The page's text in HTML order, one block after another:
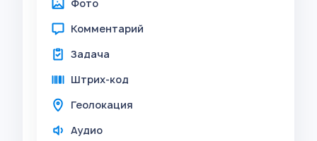
Фото
Комментарий
Задача
Штрих-код
Геолокация
Аудио